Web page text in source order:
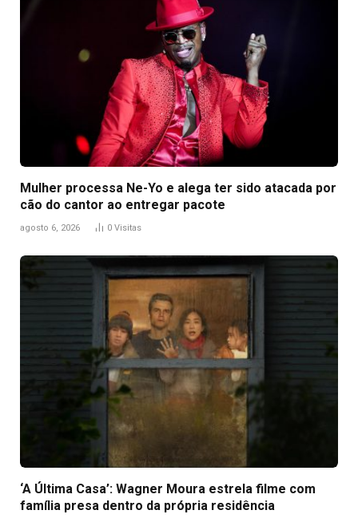
Mulher processa Ne-Yo e alega ter sido atacada por
cão do cantor ao entregar pacote
agosto 6, 2026 0 Visitas
‘A Última Casa’: Wagner Moura estrela filme com
família presa dentro da própria residência